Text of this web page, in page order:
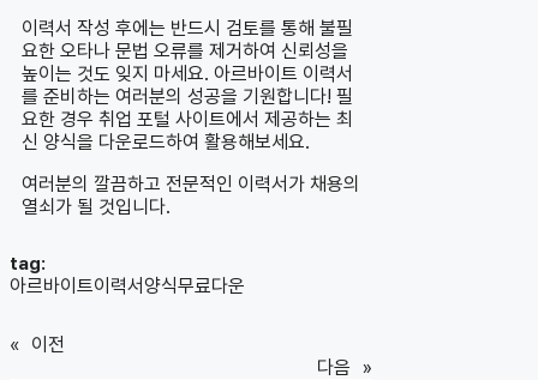
이력서 작성 후에는 반드시 검토를 통해 불필
요한 오타나 문법 오류를 제거하여 신뢰성을
높이는 것도 잊지 마세요. 아르바이트 이력서
를 준비하는 여러분의 성공을 기원합니다! 필
요한 경우 취업 포털 사이트에서 제공하는 최
신 양식을 다운로드하여 활용해보세요.
여러분의 깔끔하고 전문적인 이력서가 채용의
열쇠가 될 것입니다.
tag:
아르바이트이력서양식무료다운
« 이전
다음 »